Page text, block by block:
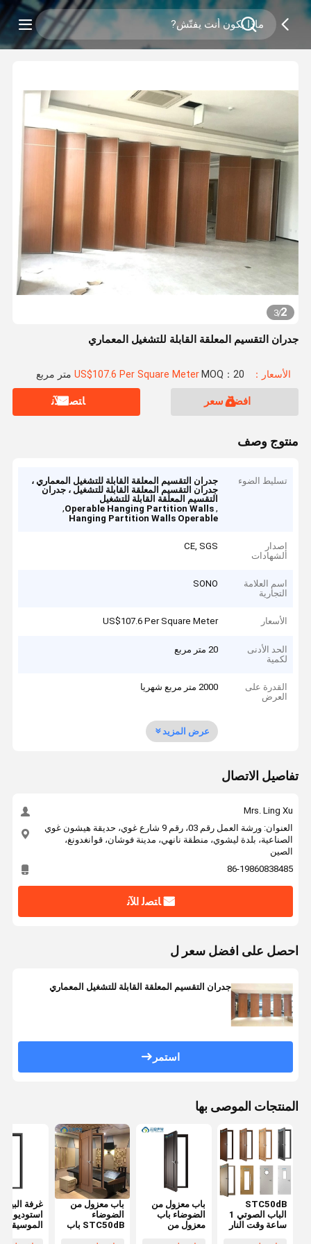
2
/
3
جدران التقسيم المعلقة القابلة للتشغيل المعماري
الأسعار：US$107.6 Per Square Meter MOQ：20 متر مربع
افضل سعر ﺎﺘﺼﻟ ﺍﻶﻧ
منتوج وصف
تسليط الضوء
جدران التقسيم المعلقة القابلة للتشغيل المعماري ،
جدران التقسيم المعلقة القابلة للتشغيل ، جدران
التقسيم المعلقة القابلة للتشغيل
,
Operable Hanging Partition Walls
,
Hanging Partition Walls Operable
إصدار
الشهادات
CE, SGS
اسم العلامة
التجارية
SONO
الأسعار US$107.6 Per Square Meter
الحد الأدنى
لكمية
20 متر مربع
القدرة على
العرض
2000 متر مربع شهريا
عرض المزيد
تفاصيل الاتصال
Mrs. Ling Xu
العنوان: ورشة العمل رقم 03، رقم 9 شارع غوي، حديقة هيشون غوي
الصناعية، بلدة ليشوي، منطقة نانهي، مدينة فوشان، قوانغدونغ،
الصين
86-19860838485
ﺎﺘﺼﻟ ﺍﻶﻧ
احصل على افضل سعر ل
جدران التقسيم المعلقة القابلة للتشغيل المعماري
استمر
المنتجات الموصى بها
STC50dB
الباب الصوتي 1
ساعة وقت النار
باب معزول من
الضوضاء باب
معزول من
باب معزول من
الضوضاء
STC50dB باب
غرفة البيانو
استوديو
الموسيقى